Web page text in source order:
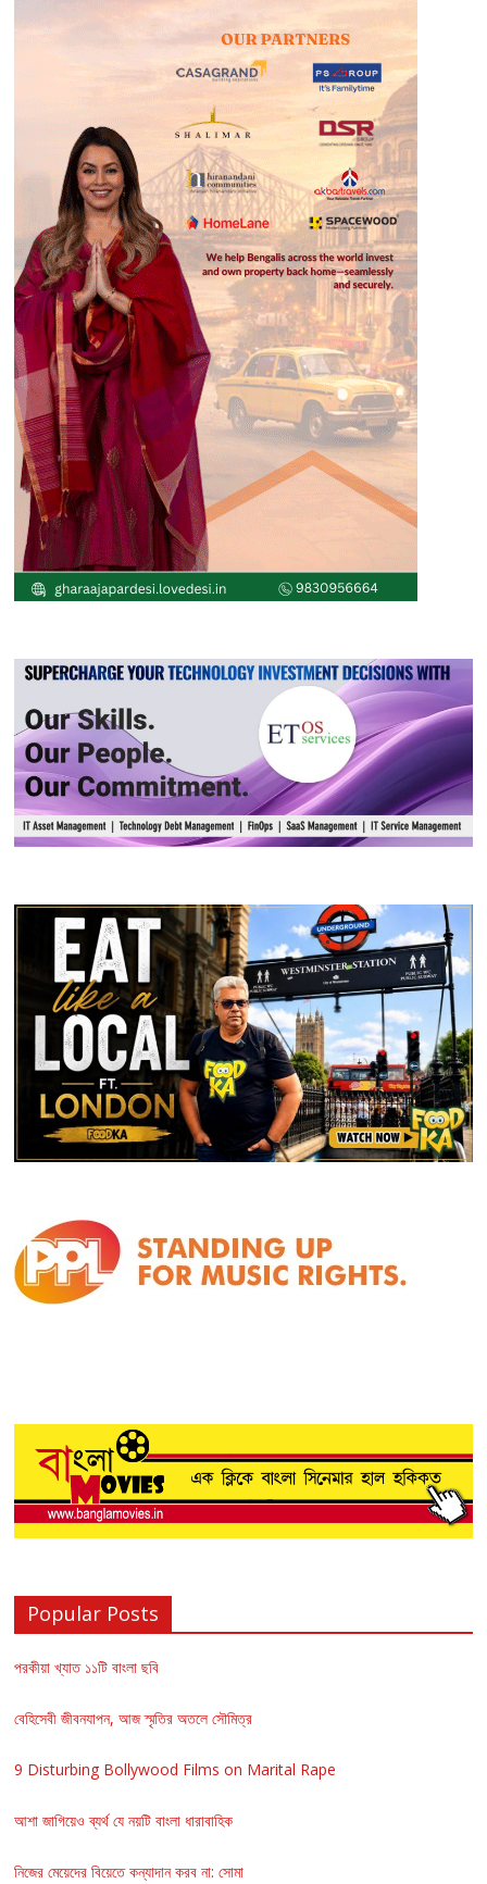
Popular Posts
পরকীয়া খ্যাত ১১টি বাংলা ছবি
বেহিসেবী জীবনযাপন, আজ স্মৃতির অতলে সৌমিত্র
9 Disturbing Bollywood Films on Marital Rape
আশা জাগিয়েও ব্যর্থ যে নয়টি বাংলা ধারাবাহিক
নিজের মেয়েদের বিয়েতে কন্যাদান করব না: সোমা